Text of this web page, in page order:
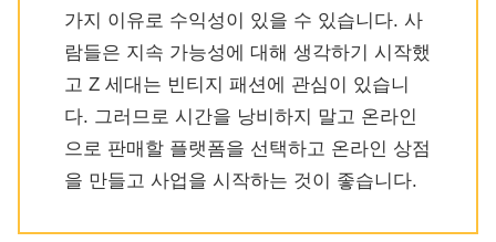
가지 이유로 수익성이 있을 수 있습니다. 사
람들은 지속 가능성에 대해 생각하기 시작했
고 Z 세대는 빈티지 패션에 관심이 있습니
다. 그러므로 시간을 낭비하지 말고 온라인
으로 판매할 플랫폼을 선택하고 온라인 상점
을 만들고 사업을 시작하는 것이 좋습니다.